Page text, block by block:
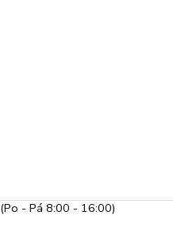
(Po - Pá 8:00 - 16:00)